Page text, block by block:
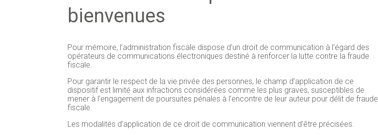
bienvenues
Pour mémoire, l’administration fiscale dispose d’un droit de communication à l’égard des
opérateurs de communications électroniques destiné à renforcer la lutte contre la fraude
fiscale.
Pour garantir le respect de la vie privée des personnes, le champ d’application de ce
dispositif est limité aux infractions considérées comme les plus graves, susceptibles de
mener à l’engagement de poursuites pénales à l’encontre de leur auteur pour délit de fraude
fiscale.
Les modalités d’application de ce droit de communication viennent d’être précisées.